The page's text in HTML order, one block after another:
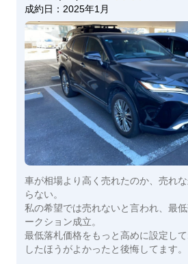
成約日： 2025年1月
車が相場より高く売れたのか、売れ
らない。
私の希望では売れないと言われ、最
ークション成立。
最低落札価格をもっと高めに設定し
したほうがよかったと後悔してます。